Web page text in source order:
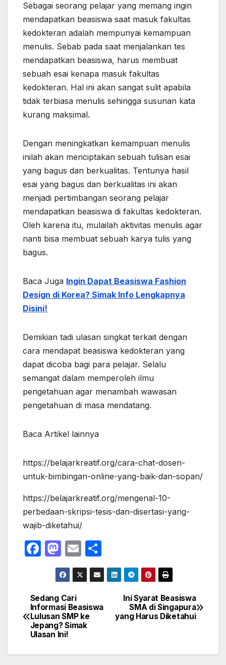
Sebagai seorang pelajar yang memang ingin
mendapatkan beasiswa saat masuk fakultas
kedokteran adalah mempunyai kemampuan
menulis. Sebab pada saat menjalankan tes
mendapatkan beasiswa, harus membuat
sebuah esai kenapa masuk fakultas
kedokteran. Hal ini akan sangat sulit apabila
tidak terbiasa menulis sehingga susunan kata
kurang maksimal.
Dengan meningkatkan kemampuan menulis
inilah akan menciptakan sebuah tulisan esai
yang bagus dan berkualitas. Tentunya hasil
esai yang bagus dan berkualitas ini akan
menjadi pertimbangan seorang pelajar
mendapatkan beasiswa di fakultas kedokteran.
Oleh karena itu, mulailah aktivitas menulis agar
nanti bisa membuat sebuah karya tulis yang
bagus.
Baca Juga Ingin Dapat Beasiswa Fashion
Design di Korea? Simak Info Lengkapnya
Disini!
Demikian tadi ulasan singkat terkait dengan
cara mendapat beasiswa kedokteran yang
dapat dicoba bagi para pelajar. Selalu
semangat dalam memperoleh ilmu
pengetahuan agar menambah wawasan
pengetahuan di masa mendatang.
Baca Artikel lainnya
https://belajarkreatif.org/cara-chat-dosen-
untuk-bimbingan-online-yang-baik-dan-sopan/
https://belajarkreatif.org/mengenal-10-
perbedaan-skripsi-tesis-dan-disertasi-yang-
wajib-diketahui/
F
e
b
o
M
a
st
o
d
o
E
m
ail
h
ar
Navigasi
pos
Ini Syarat Beasiswa
SMA di Singapura
yang Harus Diketahui
Sedang Cari
Informasi Beasiswa
Lulusan SMP ke
Jepang? Simak
Ulasan Ini!